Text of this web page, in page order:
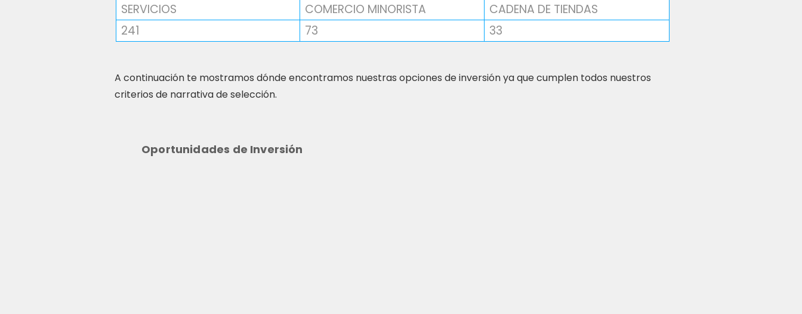
SERVICIOS COMERCIO MINORISTA
CADENA DE TIENDAS
241
73 33
A continuación te mostramos dónde encontramos nuestras opciones de inversión ya que cumplen todos nuestros
criterios de narrativa de selección.
Oportunidades de Inversión